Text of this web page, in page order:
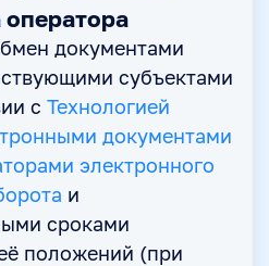
документами
субъектами
с Технологией
документами
электронного
и
сроками
положений (при